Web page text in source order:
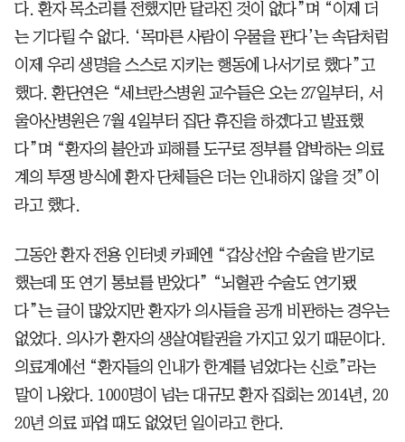
다. 환자 목소리를 전했지만 달라진 것이 없다”며 “이제 더
는 기다릴 수 없다. ‘목마른 사람이 우물을 판다’는 속담처럼
이제 우리 생명을 스스로 지키는 행동에 나서기로 했다”고
했다. 환단연은 “세브란스병원 교수들은 오는 27일부터, 서
울아산병원은 7월 4일부터 집단 휴진을 하겠다고 발표했
다”며 “환자의 불안과 피해를 도구로 정부를 압박하는 의료
계의 투쟁 방식에 환자 단체들은 더는 인내하지 않을 것”이
라고 했다.
그동안 환자 전용 인터넷 카페엔 “갑상선암 수술을 받기로
했는데 또 연기 통보를 받았다” “뇌혈관 수술도 연기됐
다”는 글이 많았지만 환자가 의사들을 공개 비판하는 경우는
없었다. 의사가 환자의 생살여탈권을 가지고 있기 때문이다.
의료계에선 “환자들의 인내가 한계를 넘었다는 신호”라는
말이 나왔다. 1000명이 넘는 대규모 환자 집회는 2014년, 20
20년 의료 파업 때도 없었던 일이라고 한다.